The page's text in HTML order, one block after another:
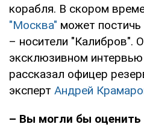
корабля. В скором
"Москва" может постичь
– носители "Калибров".
эксклюзивном интервью
рассказал офицер
эксперт Андрей
– Вы могли бы оценить